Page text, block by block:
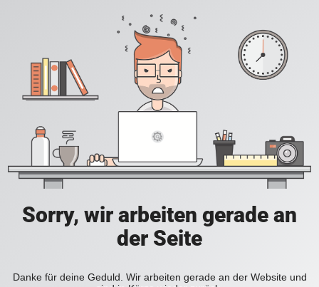
Sorry, wir arbeiten gerade an
der Seite
Danke für deine Geduld. Wir arbeiten gerade an der Website und